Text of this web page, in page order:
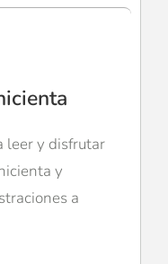
leer y disfrutar
y
a